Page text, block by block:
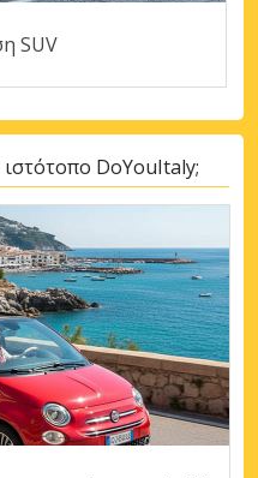
SUV
ιστότοπο DoYouItaly;